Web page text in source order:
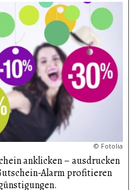
© Fotolia
anklicken – ausdrucken
Alarm profitieren